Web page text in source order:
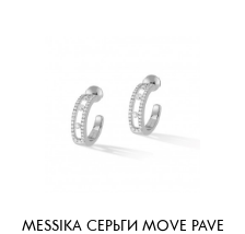
MESSIKA СЕРЬГИ MOVE PAVE